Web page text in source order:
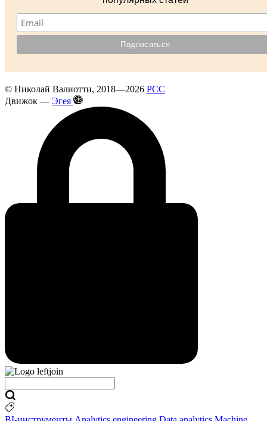
© Николай Валиотти, 2018—2026 РСС
Движок — Эгея